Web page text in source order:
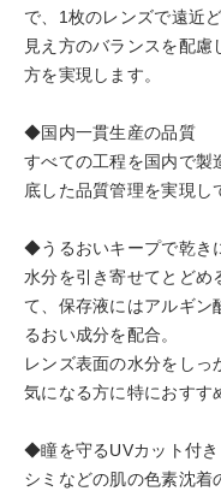
で、1枚のレンズで遠近
見え方のバランスを配慮
方を実現します。
◆国内一貫生産の品質
すべての工程を国内で製
底した品質管理を実現し
◆うるおいキープで乾き
水分を引き寄せてとどめ
て、保存液にはアルギン
るおい成分を配合。
レンズ表面の水分をし
気になる方に特におすす
◆瞳を守るUVカット付き
シミなどの肌の色素沈着